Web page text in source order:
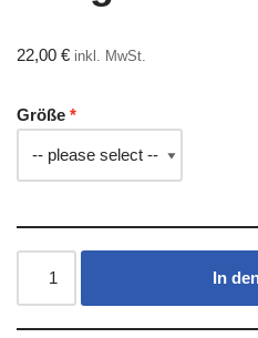
22,00 € inkl. MwSt.
Größe
In